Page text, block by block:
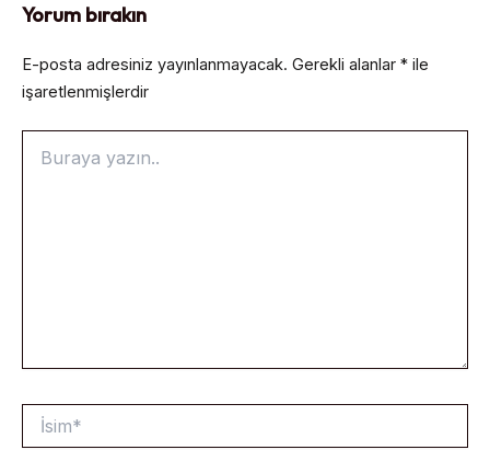
Yorum bırakın
E-posta adresiniz yayınlanmayacak. Gerekli alanlar * ile
işaretlenmişlerdir
yazın..
İsim*